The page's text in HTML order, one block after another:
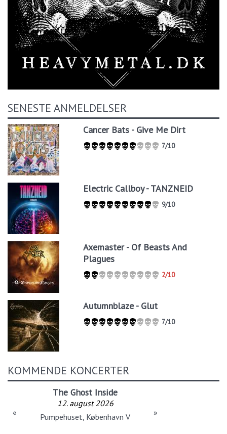
SENESTE ANMELDELSER
Cancer Bats - Give Me Dirt
7/10
Electric Callboy - TANZNEID
9/10
Axemaster - Of Beasts And
Plagues
2/10
Autumnblaze - Glut
7/10
KOMMENDE KONCERTER
The Ghost Inside
12. august 2026
Pumpehuset, København V
« »